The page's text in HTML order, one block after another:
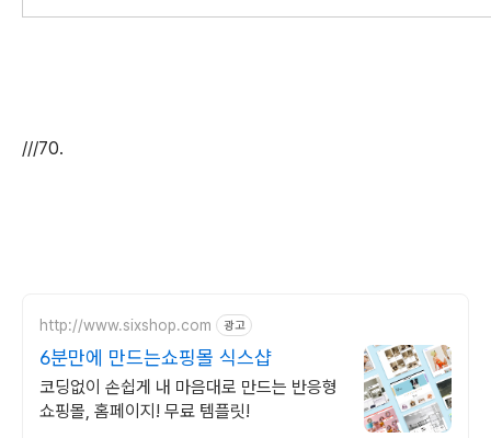
///70.
http://www.sixshop.com 광고
6분만에 만드는쇼핑몰 식스샵
코딩없이 손쉽게 내 마음대로 만드는 반응형
쇼핑몰, 홈페이지! 무료 템플릿!